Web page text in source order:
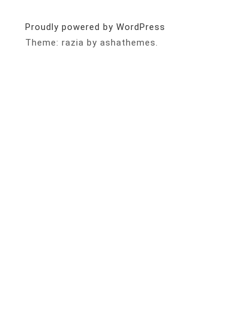
Proudly powered by WordPress
Theme: razia by ashathemes.